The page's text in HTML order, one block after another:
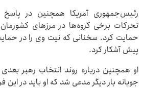
رئیس‌جمهوری آمریکا همچنین در پاسخ
تحرکات برخی گروه‌ها در مرزهای کشورمان،
حمایت کرد. سخنانی که نیت وی را در
پیش آشکار کرد.
او همچنین درباره روند انتخاب رهبر بعدی
جویانه بار دیگر مدعی شد که او باید در این